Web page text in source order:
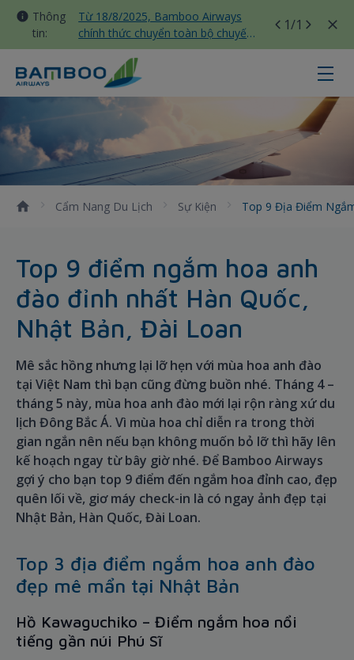
Thông
tin:
Từ 18/8/2025, Bamboo Airways
chính thức chuyển toàn bộ chuyến
bay nội địa sang nhà ga T3 Tân
Sơn Nhất
1/1
Top 9 địa điểm ngắm hoa anh
Cẩm Nang Du Lịch Sự Kiện Top 9 Địa Điểm
Top 9 điểm ngắm hoa anh
đào đỉnh nhất Hàn Quốc,
Nhật Bản, Đài Loan
Mê sắc hồng nhưng lại lỡ hẹn với mùa hoa anh đào
tại Việt Nam thì bạn cũng đừng buồn nhé. Tháng 4 –
tháng 5 này, mùa hoa anh đào mới lại rộn ràng xứ du
lịch Đông Bắc Á. Vì mùa hoa chỉ diễn ra trong thời
gian ngắn nên nếu bạn không muốn bỏ lỡ thì hãy lên
kế hoạch ngay từ bây giờ nhé. Để Bamboo Airways
gợi ý cho bạn top 9 điểm đến ngắm hoa đỉnh cao, đẹp
quên lối về, giơ máy check-in là có ngay ảnh đẹp tại
Nhật Bản, Hàn Quốc, Đài Loan.
Top 3 địa điểm ngắm hoa anh đào
đẹp mê mẩn tại Nhật Bản
Hồ Kawaguchiko – Điểm ngắm hoa nổi
tiếng gần núi Phú Sĩ